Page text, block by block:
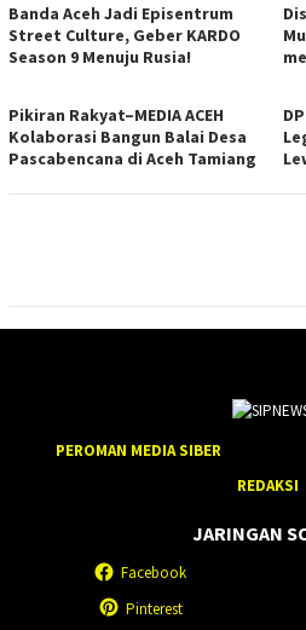
Banda Aceh Jadi Episentrum
Street Culture, Geber KARDO
Season 9 Menuju Rusia!
Pikiran Rakyat–MEDIA ACEH
Kolaborasi Bangun Balai Desa
Pascabencana di Aceh Tamiang
PEROMAN MEDIA SIBER
REDAKSI
JARINGAN
Facebook
Pinterest